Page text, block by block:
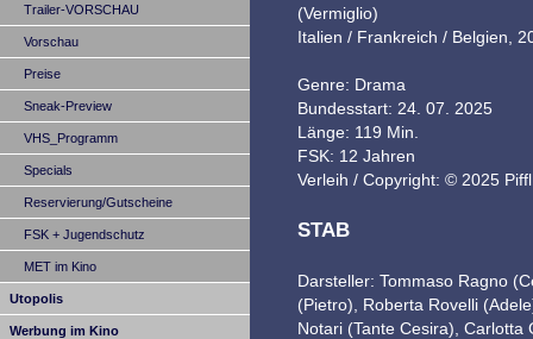
Trailer-VORSCHAU
Vorschau
Preise
Sneak-Preview
VHS_Programm
Specials
Reservierung/Gutscheine
FSK + Jugendschutz
MET im Kino
Utopolis
Werbung im Kino
(Vermiglio)
Italien / Frankreich / Belgien,
Genre: Drama
Bundesstart: 24. 07. 2025
Länge: 119 Min.
FSK: 12 Jahren
Verleih / Copyright: © 2025
STAB
Darsteller: Tommaso Ragno
(Pietro), Roberta Rovelli
Notari (Tante Cesira), Carlotta